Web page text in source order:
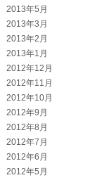
2013年5月
2013年3月
2013年2月
2013年1月
2012年12月
2012年11月
2012年10月
2012年9月
2012年8月
2012年7月
2012年6月
2012年5月